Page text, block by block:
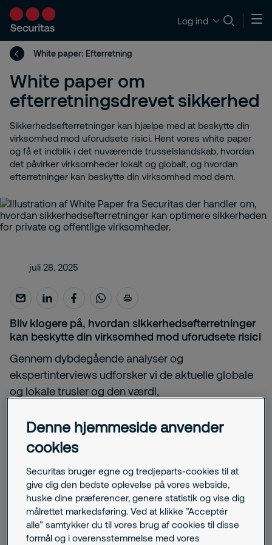
Log ind
White paper: Efterretning
White paper om
efterretningsdrevet sikkerhed
Sikkerhedsefterretninger kan hjælpe med at beskytte din
virksomhed mod uforudsete risici. Hent vores white paper
og få et indblik i det nuværende trusselslandskab, hvordan
det påvirker virksomheder lokalt og globalt, og hvordan
efterretninger kan beskytte din virksomhed mod dem.
Bliv klogere på, hvordan sikkerhedsefterretninger
kan beskytte din virksomhed mod uforudsete risici
Gennem dybdegående analyser og
ekspertinterviews udforsker vi de aktuelle globale
og lokale trusler og den værdi,
virksomhed. Vores rapport dykker bl.a. ned i hvilke
makrorisici, som virksomheder i Europa står
overfor og hvilke globale trusler, som efterretninger
kan hjælpe med at belyse, og hvordan de kan
forebygges.
Hent vores gratis White Paper og lær bl.a. mere
om:
juli 28, 2025
Denne hjemmeside anvender
cookies
Securitas bruger egne og tredjeparts-cookies til at
give dig den bedste oplevelse på vores webside,
huske dine præferencer, genere statistik og vise dig
målrettet markedsføring. Ved at klikke ”Acceptér
alle” samtykker du til vores brug af cookies til disse
formål og i overensstemmelse med vores